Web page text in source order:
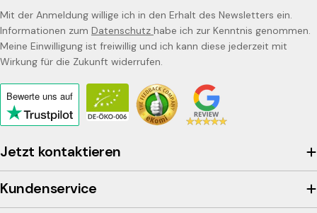
Jetzt kontaktieren
Kundenservice
Mit der Anmeldung willige ich in den Erhalt des Newsletters ein.
Informationen zum Datenschutz habe ich zur Kenntnis genommen.
Meine Einwilligung ist freiwillig und ich kann diese jederzeit mit
Wirkung für die Zukunft widerrufen.
Bewerte uns auf
Click
to
view
the
company's
Trustpilot